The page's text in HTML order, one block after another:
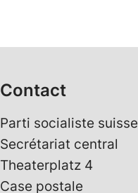
Contact
Parti socialiste suisse
Secrétariat central
Theaterplatz 4
Case postale